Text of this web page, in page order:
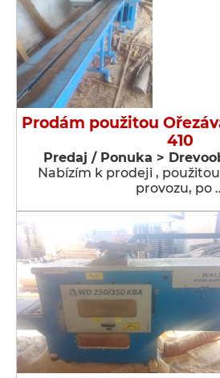
Prodám použitou
410
Predaj / Ponuka >
Nabízím k prodeji ,
provozu, po